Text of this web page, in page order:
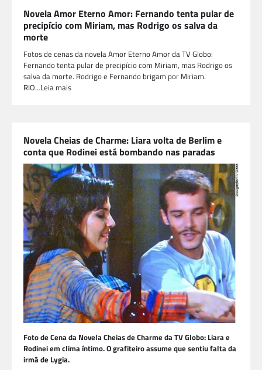
Novela Amor Eterno Amor: Fernando tenta pular de
precipício com Miriam, mas Rodrigo os salva da
morte
Fotos de cenas da novela Amor Eterno Amor da TV Globo:
Fernando tenta pular de precipício com Miriam, mas Rodrigo os
salva da morte. Rodrigo e Fernando brigam por Miriam.
RIO…Leia mais
Novela Cheias de Charme: Liara volta de Berlim e
conta que Rodinei está bombando nas paradas
Foto de Cena da Novela Cheias de Charme da TV Globo: Liara e
Rodinei em clima íntimo. O grafiteiro assume que sentiu falta da
irmã de Lygia.